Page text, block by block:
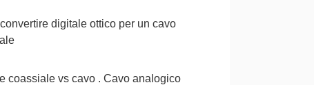
digitale ottico per un cavo
coassiale vs cavo . Cavo analogico